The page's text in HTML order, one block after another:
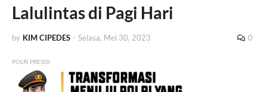
Lalulintas di Pagi Hari
by KIM CIPEDES - Selasa, Mei 30, 2023 0
POLRI PRESISI